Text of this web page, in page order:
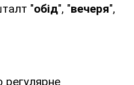
"обід", "вечеря",
регулярне